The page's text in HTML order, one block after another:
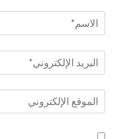
الاسم
البريد
الإلكتروني*
الموقع
الإلكتروني